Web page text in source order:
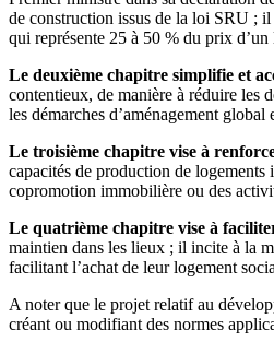
de construction issus de la loi SRU ;
qui représente 25 à 50 % du prix
Le deuxième chapitre simplifie et
contentieux, de manière à réduire les
les démarches d’aménagement
Le troisième chapitre vise à
capacités de production de
copromotion immobilière ou des
Le quatrième chapitre vise à
maintien dans les lieux ; il incite à la
facilitant l’achat de leur logement
A noter que le projet relatif au
créant ou modifiant des normes